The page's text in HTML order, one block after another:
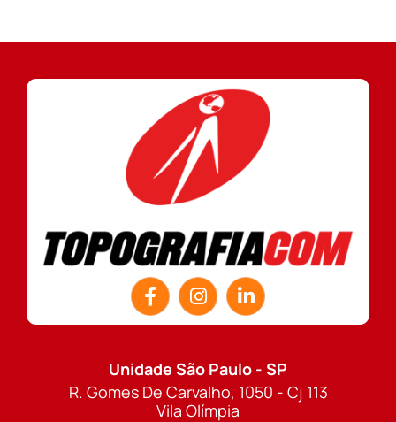
Unidade São Paulo - SP
R. Gomes De Carvalho, 1050 - Cj 113
Vila Olímpia